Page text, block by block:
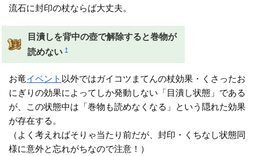
流石に封印の杖ならば大丈夫。
目潰しを背中の壺で解除すると巻物が
読めない †
お竜イベント 以外ではガイコツまてんの杖効果・くさったお
にぎりの効果によってしか発動しない「目潰し状態」である
が、この状態中は「巻物も読めなくなる」という隠れた効果
が存在する。
（よく考えればそりゃ当たり前だが、封印・くちなし状態同
様に意外と忘れがちなので注意！）